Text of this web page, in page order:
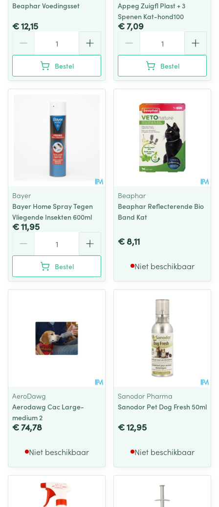
Beaphar Voedingsset
€ 12,15
Bestel
Appeg Zuigfl Plast + 3
Spenen Kat-hond100
€ 7,09
Bestel
Bayer
Bayer Home Spray Tegen
Vliegende Insekten 600ml
€ 11,95
Bestel
Beaphar
Beaphar Reflecterende Bio
Band Kat
€ 8,11
Niet beschikbaar
AeroDawg
Aerodawg Cac Large-
medium 2
€ 74,78
Niet beschikbaar
Sanodor Pharma
Sanodor Pet Dog Fresh 50ml
€ 12,95
Niet beschikbaar